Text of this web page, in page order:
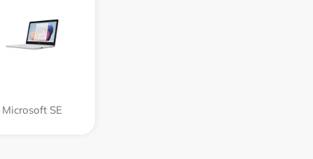
Microsoft SE